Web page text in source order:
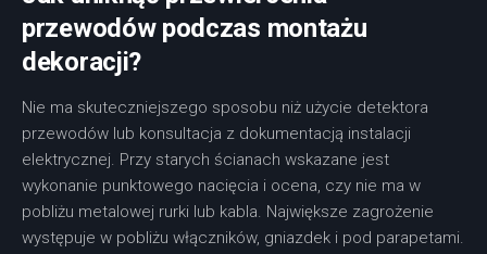
przewodów podczas montażu
dekoracji?
Nie ma skuteczniejszego sposobu niż użycie detektora
przewodów lub konsultacja z dokumentacją instalacji
elektrycznej. Przy starych ścianach wskazane jest
wykonanie punktowego nacięcia i ocena, czy nie ma w
pobliżu metalowej rurki lub kabla. Największe zagrożenie
występuje w pobliżu włączników, gniazdek i pod parapetami.